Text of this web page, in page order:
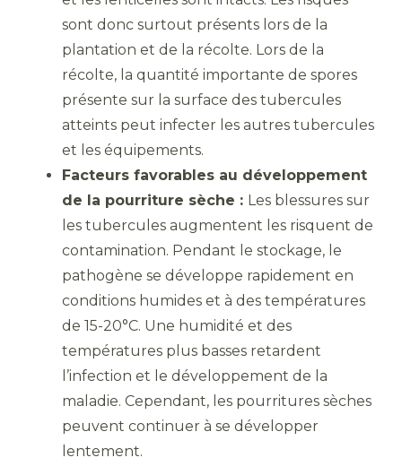
sont donc surtout présents lors de la
plantation et de la récolte. Lors de la
récolte, la quantité importante de spores
présente sur la surface des tubercules
atteints peut infecter les autres tubercules
et les équipements.
Facteurs favorables au développement
de la pourriture sèche : Les blessures sur
les tubercules augmentent les risquent de
contamination. Pendant le stockage, le
pathogène se développe rapidement en
conditions humides et à des températures
de 15-20°C. Une humidité et des
températures plus basses retardent
l’infection et le développement de la
maladie. Cependant, les pourritures sèches
peuvent continuer à se développer
lentement.